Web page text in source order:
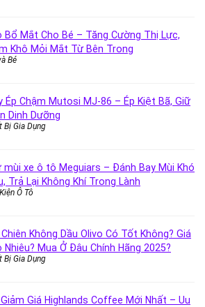
Bổ Mắt Cho Bé – Tăng Cường Thị Lực,
Khô Mỏi Mắt Từ Bên Trong
Bé
Ép Chậm Mutosi MJ-86 – Ép Kiệt Bã, Giữ
Dinh Dưỡng
Bị Gia Dụng
mùi xe ô tô Meguiars – Đánh Bay Mùi Khó
Trả Lại Không Khí Trong Lành
Ô Tô
Chiên Không Dầu Olivo Có Tốt Không? Giá
Nhiêu? Mua Ở Đâu Chính Hãng 2025?
Bị Gia Dụng
Giảm Giá Highlands Coffee Mới Nhất – Uu